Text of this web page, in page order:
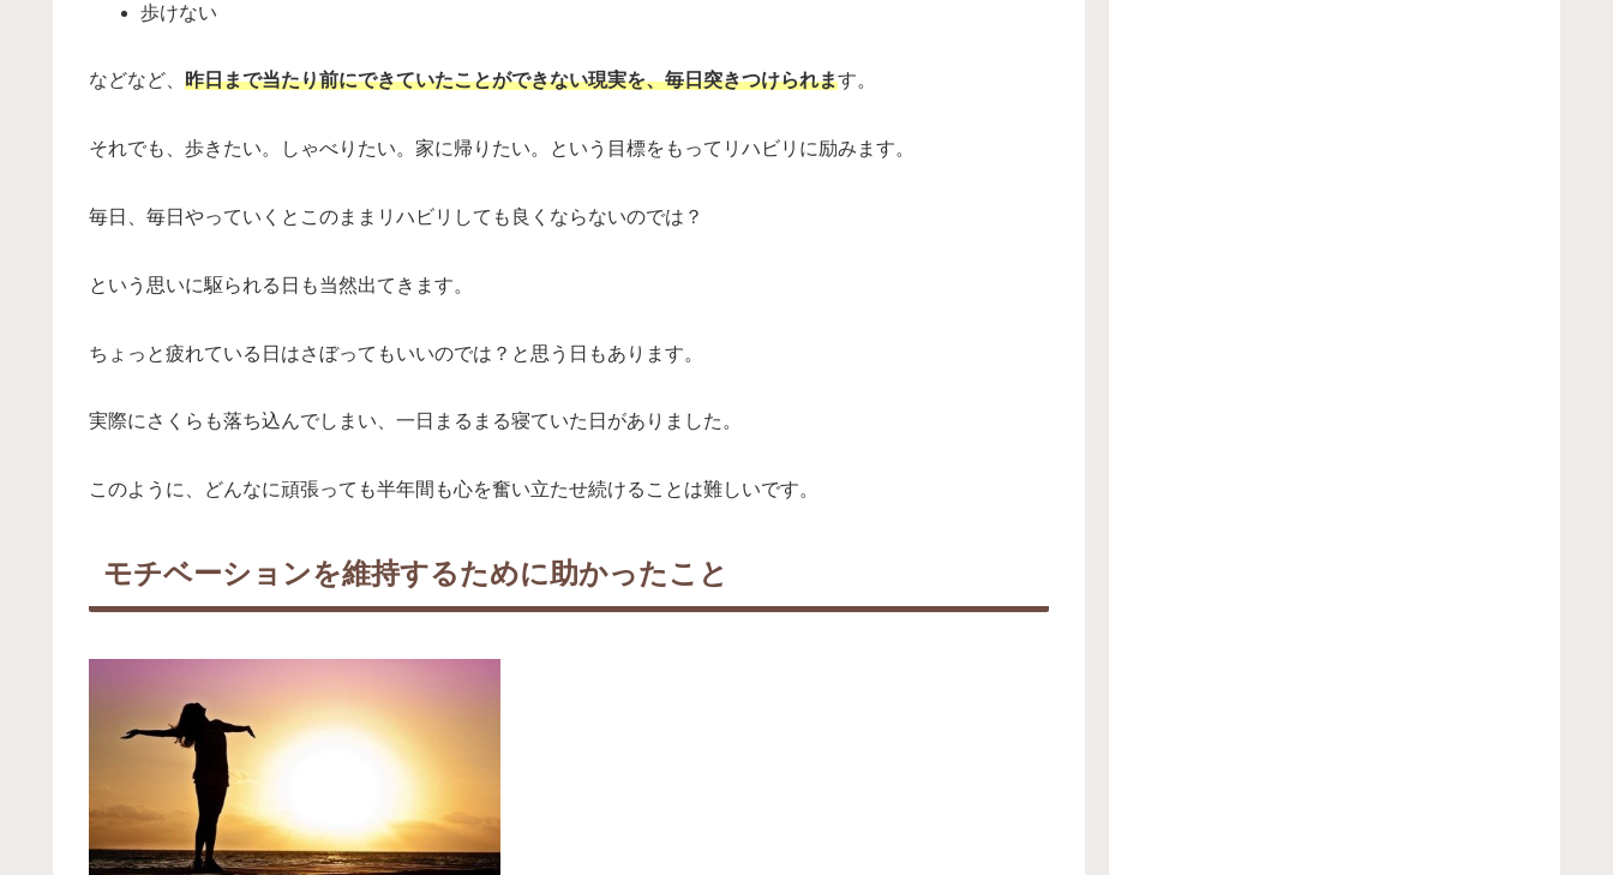
歩けない
などなど、 昨日まで当たり前にできていたことができない現実を、毎日突きつけられます。
それでも、歩きたい。しゃべりたい。家に帰りたい。という目標をもってリハビリに励みます。
毎日、毎日やっていくとこのままリハビリしても良くならないのでは？
という思いに駆られる日も当然出てきます。
ちょっと疲れている日はさぼってもいいのでは？と思う日もあります。
実際にさくらも落ち込んでしまい、一日まるまる寝ていた日がありました。
このように、どんなに頑張っても半年間も心を奮い立たせ続けることは難しいです。
モチベーションを維持するために助かったこと